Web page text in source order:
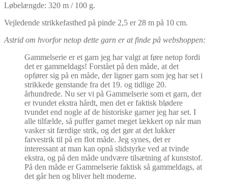
Løbelængde: 320 m / 100 g.
Vejledende strikkefasthed på pinde 2,5 er 28 m på 10 cm.
Astrid om hvorfor netop dette garn er at finde på webshoppen:
Gammelserie er et garn jeg har valgt at føre netop fordi
det er gammeldags! Forstået på den måde, at det
opfører sig på en måde, der ligner garn som jeg har set i
strikkede genstande fra det 19. og tidlige 20.
århundrede. Nu ser vi på Gammelserie som et garn, der
er tvundet ekstra hårdt, men det er faktisk blødere
tvundet end nogle af de historiske garner jeg har set. I
alle tilfælde, så puffer garnet meget lækkert op når man
vasker sit færdige strik, og det gør at det lukker
farvestrik til på en flot måde. Jeg synes, det er
interessant at man kan opnå slidstyrke ved at tvinde
ekstra, og på den måde undvære tilsætning af kunststof.
På den måde er Gammelserie faktisk så gammeldags, at
det går hen og bliver helt moderne.